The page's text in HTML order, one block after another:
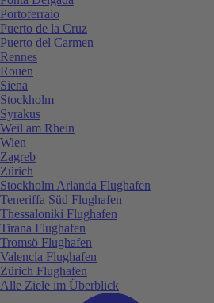
Portoferraio
Puerto de la Cruz
Puerto del Carmen
Rennes
Rouen
Siena
Stockholm
Syrakus
Weil am Rhein
Wien
Zagreb
Zürich
Stockholm Arlanda Flughafen
Teneriffa Süd Flughafen
Thessaloniki Flughafen
Tirana Flughafen
Tromsö Flughafen
Valencia Flughafen
Zürich Flughafen
Alle Ziele im Überblick